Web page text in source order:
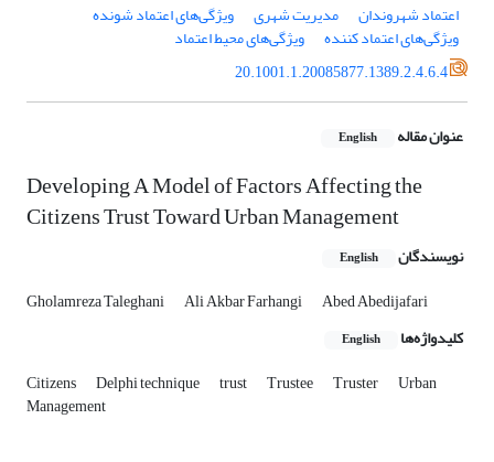
اعتماد شهروندان
مدیریت شهری ویژگی‌های اعتماد شونده
ویژگی‌های اعتماد کننده
ویژگی‌های محیط اعتماد
20.1001.1.20085877.1389.2.4.6.4
عنوان مقاله English
Developing A Model of Factors Affecting the
Citizens Trust Toward Urban Management
نویسندگان English
Gholamreza Taleghani Ali Akbar Farhangi
Abed Abedijafari
کلیدواژه‌ها
English
Citizens Delphi technique trust Trustee Truster Urban
Management